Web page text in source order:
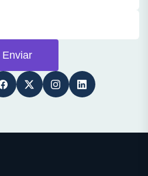
Enviar